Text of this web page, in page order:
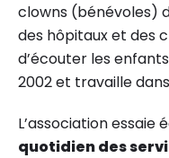
clowns (bénévoles)
des hôpitaux et des
d’écouter les
2002 et travaille
L’association essaie
quotidien des